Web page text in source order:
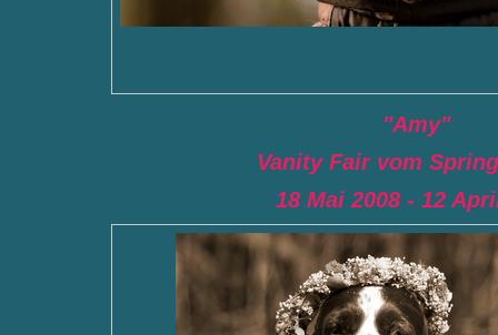
"Amy"
Vanity Fair vom
18 Mai 2008 - 12